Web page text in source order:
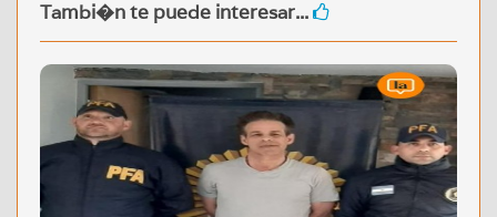
Tambi�n te puede interesar...